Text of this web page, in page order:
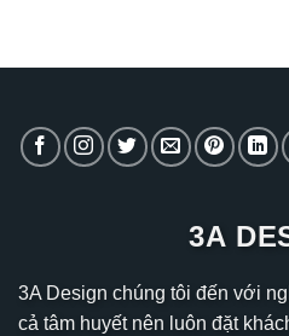
3A
3A Design chúng tôi đến với
cả tâm huyết nên luôn đặt